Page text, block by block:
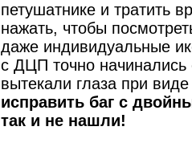
петушатнике и тратить
нажать, чтобы
даже индивидуальные
с ДЦП точно
вытекали глаза при
исправить баг с
так и не нашли!